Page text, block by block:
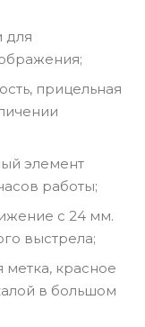
для
прицельная
элемент
работы;
с 24 мм.
выстрела;
метка, красное
в большом